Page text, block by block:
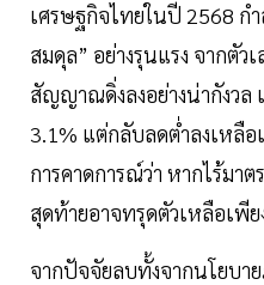
เศรษฐกิจไทยในปี 2568 ก
สมดุล” อย่างรุนแรง จากตัว
สัญญาณดิ่งลงอย่างน่ากังวล
3.1% แต่กลับลดต่ำลงเหลือ
การคาดการณ์ว่า หากไร้มา
สุดท้ายอาจทรุดตัวเหลือเพีย
จากปัจจัยลบทั้งจากนโยบา